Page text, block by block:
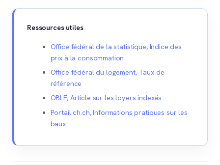
Ressources utiles
Office fédéral de la statistique, Indice des
prix à la consommation
Office fédéral du logement, Taux de
référence
OBLF, Article sur les loyers indexés
Portail ch.ch, Informations pratiques sur les
baux